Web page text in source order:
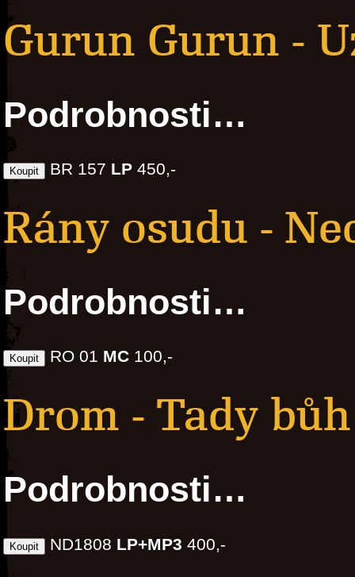
Gurun Gurun -
Podrobnosti…
BR 157 LP 450,-
Rány osudu -
Podrobnosti…
RO 01 MC 100,-
Drom - Tady
Podrobnosti…
ND1808 LP+MP3 400,-